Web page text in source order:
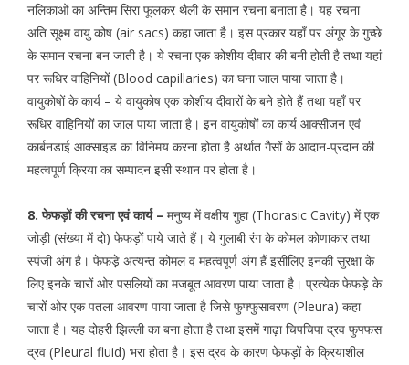
नलिकाओं का अन्तिम सिरा फूलकर थैली के समान रचना बनाता है। यह रचना
अति सूक्ष्म वायु कोष (air sacs) कहा जाता है। इस प्रकार यहाँ पर अंगूर के गुच्छे
के समान रचना बन जाती है। ये रचना एक कोशीय दीवार की बनी होती है तथा यहां
पर रूधिर वाहिनियों (Blood capillaries) का घना जाल पाया जाता है।
वायुकोषों के कार्य – ये वायुकोष एक कोशीय दीवारों के बने होते हैं तथा यहाँ पर
रूधिर वाहिनियों का जाल पाया जाता है। इन वायुकोषों का कार्य आक्सीजन एवं
कार्बनडाई आक्साइड का विनिमय करना होता है अर्थात गैसों के आदान-प्रदान की
महत्वपूर्ण क्रिया का सम्पादन इसी स्थान पर होता है।
8. फेफड़ों की रचना एवं कार्य – मनुष्य में वक्षीय गुहा (Thorasic Cavity) में एक
जोड़ी (संख्या में दो) फेफड़ों पाये जाते हैं। ये गुलाबी रंग के कोमल कोणाकार तथा
स्पंजी अंग है। फेफड़े अत्यन्त कोमल व महत्वपूर्ण अंग हैं इसीलिए इनकी सुरक्षा के
लिए इनके चारों ओर पसलियों का मजबूत आवरण पाया जाता है। प्रत्येक फेफड़े के
चारों ओर एक पतला आवरण पाया जाता है जिसे फुफ्फुसावरण (Pleura) कहा
जाता है। यह दोहरी झिल्ली का बना होता है तथा इसमें गाढ़ा चिपचिपा द्रव फुफ्फस
द्रव (Pleural fluid) भरा होता है। इस द्रव के कारण फेफड़ों के क्रियाशील